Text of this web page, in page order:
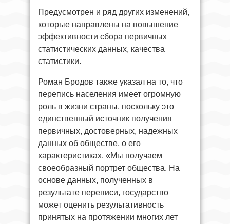
Предусмотрен и ряд других изменений,
которые направлены на повышение
эффективности сбора первичных
статистических данных, качества
статистики.
Роман Бродов также указал на то, что
перепись населения имеет огромную
роль в жизни страны, поскольку это
единственный источник получения
первичных, достоверных, надежных
данных об обществе, о его
характеристиках. «Мы получаем
своеобразный портрет общества. На
основе данных, полученных в
результате переписи, государство
может оценить результативность
принятых на протяжении многих лет